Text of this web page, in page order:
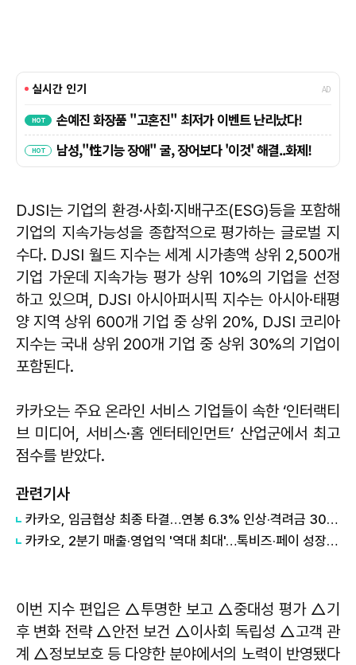
DJSI는 기업의 환경·사회·지배구조(ESG)등을 포함해
기업의 지속가능성을 종합적으로 평가하는 글로벌 지
수다. DJSI 월드 지수는 세계 시가총액 상위 2,500개
기업 가운데 지속가능 평가 상위 10%의 기업을 선정
하고 있으며, DJSI 아시아퍼시픽 지수는 아시아·태평
양 지역 상위 600개 기업 중 상위 20%, DJSI 코리아
지수는 국내 상위 200개 기업 중 상위 30%의 기업이
포함된다.
카카오는 주요 온라인 서비스 기업들이 속한 ‘인터랙티
브 미디어, 서비스·홈 엔터테인먼트’ 산업군에서 최고
점수를 받았다.
관련기사
카카오, 임금협상 최종 타결…연봉 6.3% 인상·격려금 300만원
카카오, 2분기 매출·영업익 '역대 최대'…톡비즈·페이 성장 견인
이번 지수 편입은 △투명한 보고 △중대성 평가 △기
후 변화 전략 △안전 보건 △이사회 독립성 △고객 관
계 △정보보호 등 다양한 분야에서의 노력이 반영됐다